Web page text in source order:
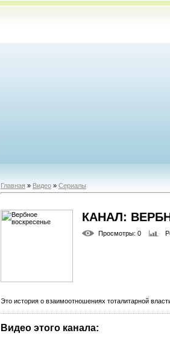
Главная » Видео» Сериалы
КАНАЛ:
Просмотры: 0
Это история о взаимоотношениях тоталитарной
Видео этого канала: